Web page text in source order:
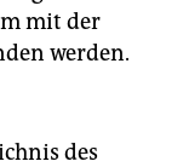
mit der
werden.
des